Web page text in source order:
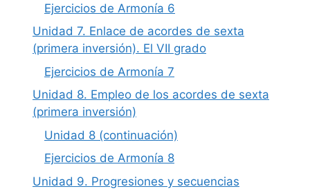
Ejercicios de Armonía 6
Unidad 7. Enlace de acordes de sexta
(primera inversión). El VII grado
Ejercicios de Armonía 7
Unidad 8. Empleo de los acordes de sexta
(primera inversión)
Unidad 8 (continuación)
Ejercicios de Armonía 8
Unidad 9. Progresiones y secuencias